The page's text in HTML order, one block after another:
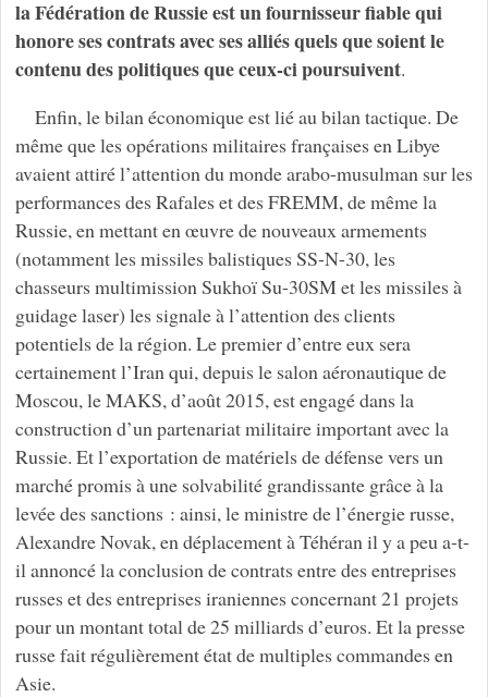
la Fédération de Russie est un fournisseur fiable qui
honore ses contrats avec ses alliés quels que soient le
contenu des politiques que ceux-ci poursuivent.
Enfin, le bilan économique est lié au bilan tactique. De
même que les opérations militaires françaises en Libye
avaient attiré l’attention du monde arabo-musulman sur les
performances des Rafales et des FREMM, de même la
Russie, en mettant en œuvre de nouveaux armements
(notamment les missiles balistiques SS-N-30, les
chasseurs multimission Sukhoï Su-30SM et les missiles à
guidage laser) les signale à l’attention des clients
potentiels de la région. Le premier d’entre eux sera
certainement l’Iran qui, depuis le salon aéronautique de
Moscou, le MAKS, d’août 2015, est engagé dans la
construction d’un partenariat militaire important avec la
Russie. Et l’exportation de matériels de défense vers un
marché promis à une solvabilité grandissante grâce à la
levée des sanctions : ainsi, le ministre de l’énergie russe,
Alexandre Novak, en déplacement à Téhéran il y a peu a-t-
il annoncé la conclusion de contrats entre des entreprises
russes et des entreprises iraniennes concernant 21 projets
pour un montant total de 25 milliards d’euros. Et la presse
russe fait régulièrement état de multiples commandes en
Asie.